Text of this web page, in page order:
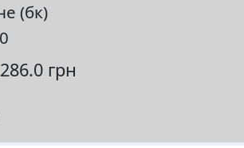
(бк)
грн